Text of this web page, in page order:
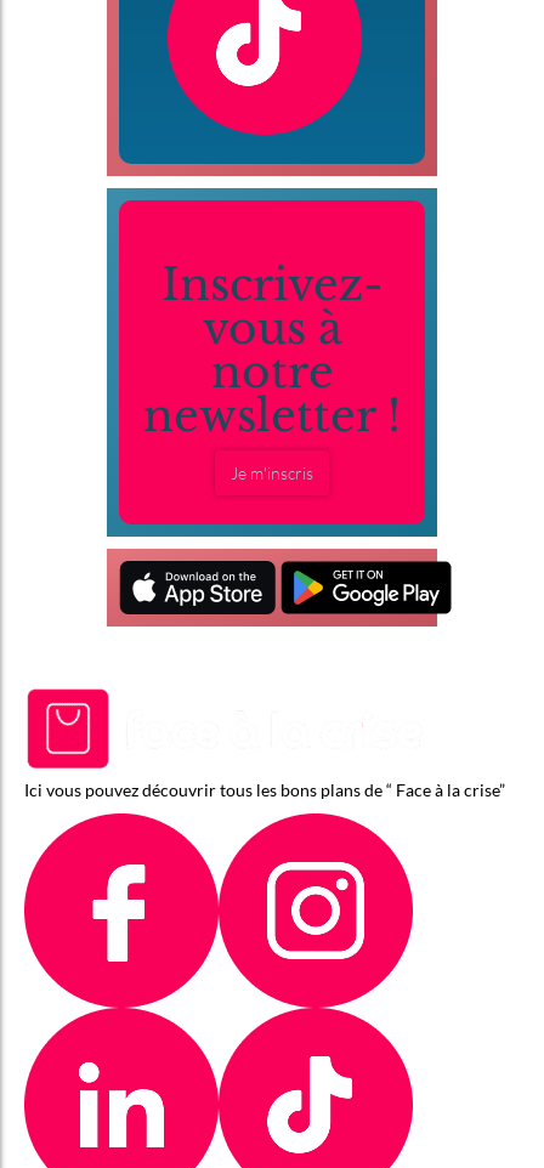
Inscrivez-
vous à
notre
newsletter !
Je m'inscris
Ici vous pouvez découvrir tous les bons plans de “ Face à la crise”